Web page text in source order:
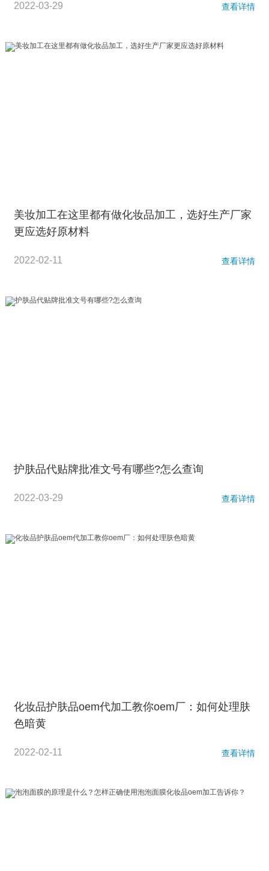
2022-03-29 查看详情
美妆加工在这里都有做化妆品加工，选好生产厂家
更应选好原材料
2022-02-11 查看详情
护肤品代贴牌批准文号有哪些?怎么查询
2022-03-29 查看详情
化妆品护肤品oem代加工教你oem厂：如何处理肤
色暗黄
2022-02-11 查看详情